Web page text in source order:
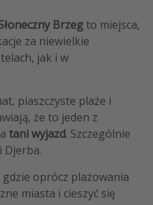
Brzeg to miejsca,
za niewielkie
jak i w
piaszczyste plaże i
że to jeden z
tani wyjazd. Szczególnie
Djerba.
oprócz plażowania
miasta i cieszyć się